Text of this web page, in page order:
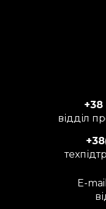
відділ
E-